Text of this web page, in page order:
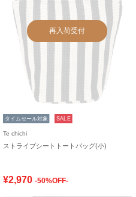
再入荷受付
タイムセール対象 SALE
Te chichi
ストライプシートトートバッグ(小)
¥2,970 -50%OFF-